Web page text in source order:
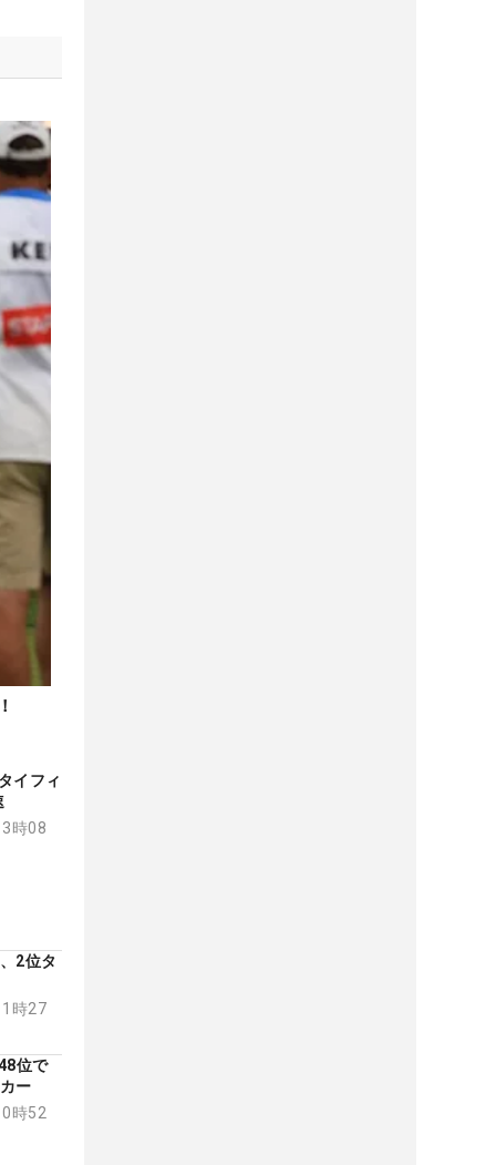
イフィ
時08
2位タ
時27
位で
ー
時52